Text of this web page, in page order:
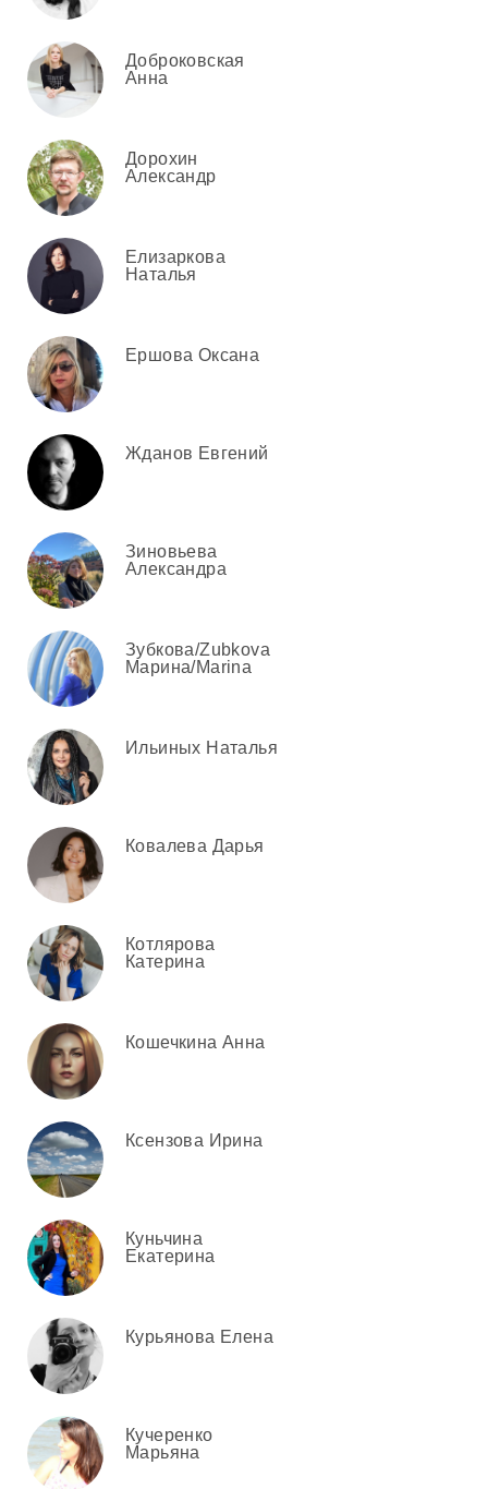
Доброковская
Анна
Дорохин
Александр
Елизаркова
Наталья
Ершова Оксана
Жданов Евгений
Зиновьева
Александра
Зубкова/Zubkova
Марина/Marina
Ильиных Наталья
Ковалева Дарья
Котлярова
Катерина
Кошечкина Анна
Ксензова Ирина
Куньчина
Екатерина
Курьянова Елена
Кучеренко
Марьяна